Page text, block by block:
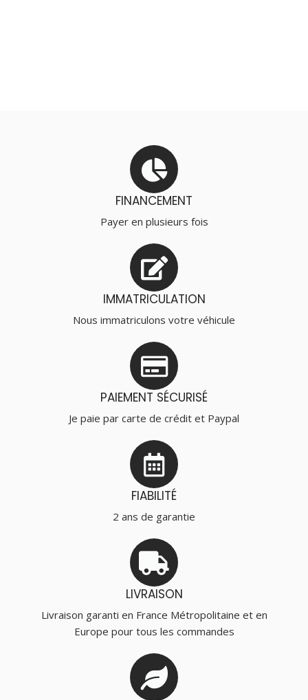
FINANCEMENT
Payer en plusieurs fois
IMMATRICULATION
Nous immatriculons votre véhicule
PAIEMENT SÉCURISÉ
Je paie par carte de crédit et Paypal
FIABILITÉ
2 ans de garantie
LIVRAISON
Livraison garanti en France Métropolitaine et en
Europe pour tous les commandes